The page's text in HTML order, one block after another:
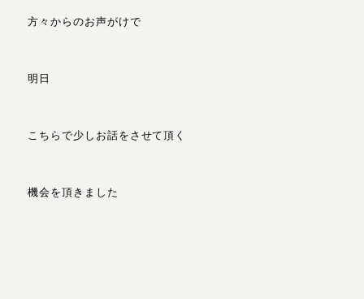
方々からのお声がけで
明日
こちらで少しお話をさせて頂く
機会を頂きました